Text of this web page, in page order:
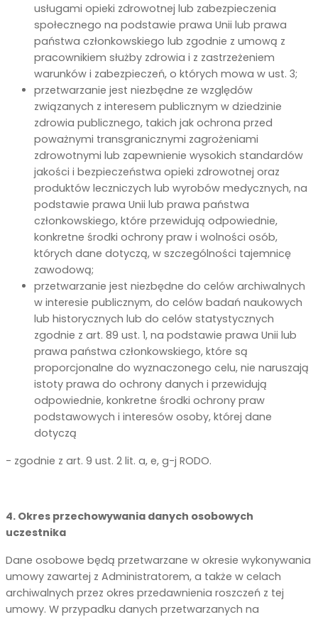
usługami opieki zdrowotnej lub zabezpieczenia
społecznego na podstawie prawa Unii lub prawa
państwa członkowskiego lub zgodnie z umową z
pracownikiem służby zdrowia i z zastrzeżeniem
warunków i zabezpieczeń, o których mowa w ust. 3;
przetwarzanie jest niezbędne ze względów
związanych z interesem publicznym w dziedzinie
zdrowia publicznego, takich jak ochrona przed
poważnymi transgranicznymi zagrożeniami
zdrowotnymi lub zapewnienie wysokich standardów
jakości i bezpieczeństwa opieki zdrowotnej oraz
produktów leczniczych lub wyrobów medycznych, na
podstawie prawa Unii lub prawa państwa
członkowskiego, które przewidują odpowiednie,
konkretne środki ochrony praw i wolności osób,
których dane dotyczą, w szczególności tajemnicę
zawodową;
przetwarzanie jest niezbędne do celów archiwalnych
w interesie publicznym, do celów badań naukowych
lub historycznych lub do celów statystycznych
zgodnie z art. 89 ust. 1, na podstawie prawa Unii lub
prawa państwa członkowskiego, które są
proporcjonalne do wyznaczonego celu, nie naruszają
istoty prawa do ochrony danych i przewidują
odpowiednie, konkretne środki ochrony praw
podstawowych i interesów osoby, której dane
dotyczą
- zgodnie z art. 9 ust. 2 lit. a, e, g-j RODO.
4. Okres przechowywania danych osobowych
uczestnika
Dane osobowe będą przetwarzane w okresie wykonywania
umowy zawartej z Administratorem, a także w celach
archiwalnych przez okres przedawnienia roszczeń z tej
umowy. W przypadku danych przetwarzanych na